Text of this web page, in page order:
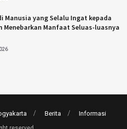
Manusia yang Selalu Ingat kepada
Menebarkan Manfaat Seluas-luasnya
Berita Informasi